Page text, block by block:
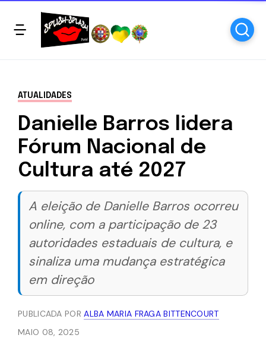
ATUALIDADES
Danielle Barros lidera
Fórum Nacional de
Cultura até 2027
A eleição de Danielle Barros ocorreu
online, com a participação de 23
autoridades estaduais de cultura, e
sinaliza uma mudança estratégica
em direção
PUBLICADA PORALBA MARIA FRAGA BITTENCOURT
MAIO 08, 2025